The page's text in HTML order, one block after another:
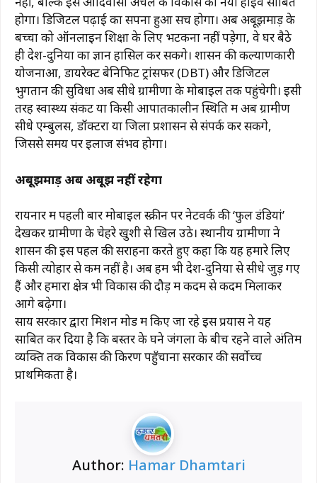
होगा। ​डिजिटल पढ़ाई का सपना हुआ सच होगा। अब अबूझमाड़ के
बच्चों को ऑनलाइन शिक्षा के लिए भटकना नहीं पड़ेगा, वे घर बैठे
ही देश-दुनिया का ज्ञान हासिल कर सकेंगे। शासन की कल्याणकारी
योजनाओं, डायरेक्ट बेनिफिट ट्रांसफर (DBT) और डिजिटल
भुगतान की सुविधा अब सीधे ग्रामीणों के मोबाइल तक पहुंचेगी। इसी
तरह स्वास्थ्य संकट या किसी आपातकालीन स्थिति में अब ग्रामीण
सीधे एम्बुलेंस, डॉक्टरों या जिला प्रशासन से संपर्क कर सकेंगे,
जिससे समय पर इलाज संभव होगा।
​अबूझमाड़ अब अबूझ नहीं रहेगा
रायनार में पहली बार मोबाइल स्क्रीन पर नेटवर्क की ‘फुल डंडियां’
देखकर ग्रामीणों के चेहरे खुशी से खिल उठे। स्थानीय ग्रामीणों ने
शासन की इस पहल की सराहना करते हुए कहा कि यह हमारे लिए
किसी त्योहार से कम नहीं है। अब हम भी देश-दुनिया से सीधे जुड़ गए
हैं और हमारा क्षेत्र भी विकास की दौड़ में कदम से कदम मिलाकर
आगे बढ़ेगा।
​साय सरकार द्वारा मिशन मोड में किए जा रहे इस प्रयास ने यह
साबित कर दिया है कि बस्तर के घने जंगलों के बीच रहने वाले अंतिम
व्यक्ति तक विकास की किरण पहुँचाना सरकार की सर्वोच्च
प्राथमिकता है।
Author: Hamar Dhamtari